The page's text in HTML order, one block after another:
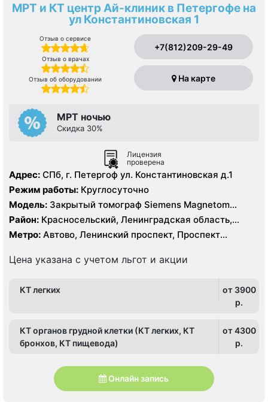
МРТ и КТ центр Ай-клиник в Петергофе на
ул Константиновская 1
Отзыв о сервисе
Отзыв о врачах
Отзыв об оборудовании
+7(812)209-29-49
На карте
МРТ ночью
Скидка 30%
Лицензия
проверена
Адрес: СПб, г. Петергоф ул. Константиновская д.1
Режим работы: Круглосуточно
Модель: Закрытый томограф Siemens Magnetom
Avanto 1,5 Тесла, КТ Philips Ingenia 128 срезов
Район: Красносельский, Ленинградская область,
Петродворцовый
Метро: Автово, Ленинский проспект, Проспект
Цена указана с учетом льгот и акции
КТ легких
от 3900
p.
КТ органов грудной клетки (КТ легких, КТ
бронхов, КТ пищевода)
от 4300
p.
Онлайн запись